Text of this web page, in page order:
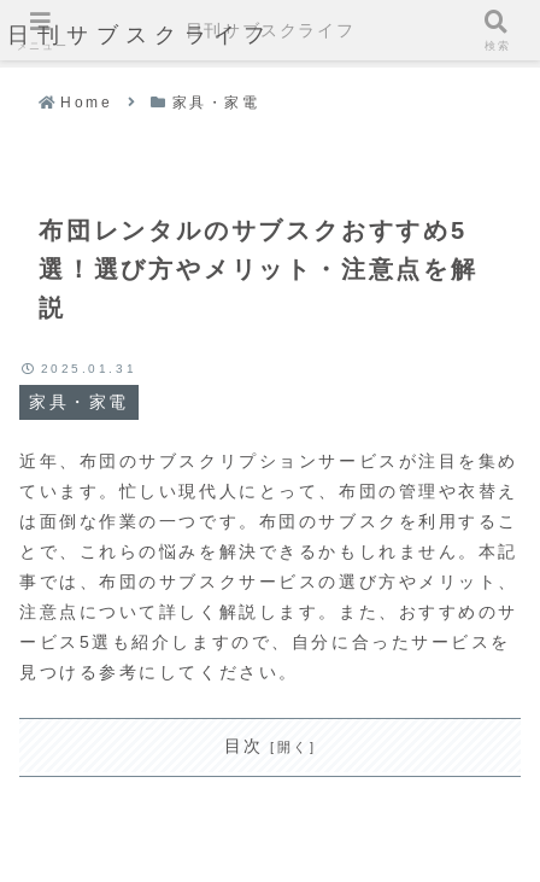
日刊サブスクライフ
Home 家具・家電
布団レンタルのサブスクおすすめ5
選！選び方やメリット・注意点を解
説
家具・家電
2025.01.31
近年、布団のサブスクリプションサービスが注目を集め
ています。忙しい現代人にとって、布団の管理や衣替え
は面倒な作業の一つです。布団のサブスクを利用するこ
とで、これらの悩みを解決できるかもしれません。本記
事では、布団のサブスクサービスの選び方やメリット、
注意点について詳しく解説します。また、おすすめのサ
ービス5選も紹介しますので、自分に合ったサービスを
見つける参考にしてください。
目次
メニュー
日刊サブスクライフ
検索